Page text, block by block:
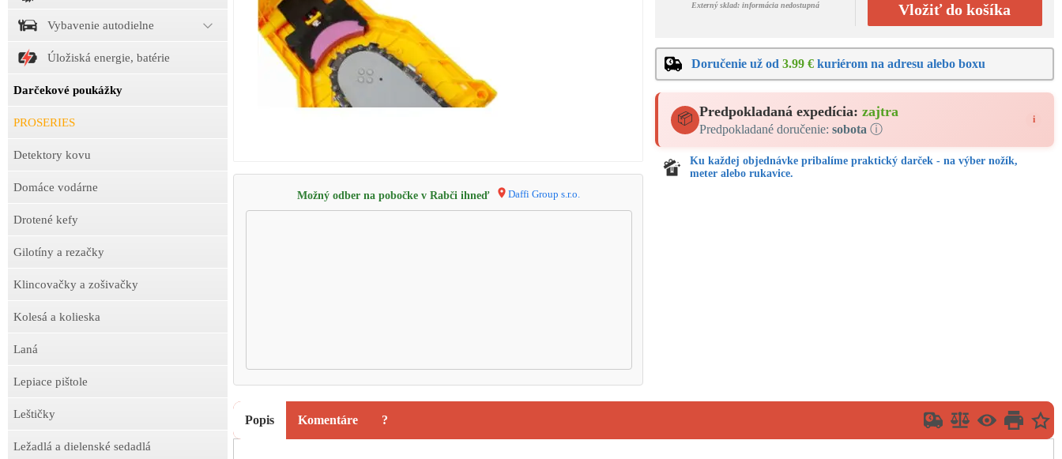
Vybavenie autodielne
Úložiská energie, batérie
Darčekové poukážky
PROSERIES
Detektory kovu
Domáce vodárne
Drotené kefy
Gilotíny a rezačky
Klincovačky a zošivačky
Kolesá a kolieska
Laná
Lepiace pištole
Leštičky
Ležadlá a dielenské sedadlá
Možný odber na pobočke v Rabči ihneď Daffi Group s.r.o.
Externý sklad: informácia nedostupná Vložiť do košíka
Doručenie už od3.99 € kuriérom na adresu alebo boxu
📦 Predpokladaná expedícia:zajtra
Predpokladané doručenie:sobota ⓘ
i
Ku každej objednávke pribalíme praktický darček - na výber nožík,
meter alebo rukavice.
Popis Komentáre ?